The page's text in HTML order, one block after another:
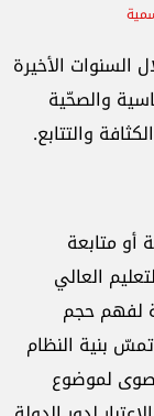
السنوات الأخيرة
والصحّية
والتتابع.
أو متابعة
العالي
لفهم حجم
بنية النظام
قصوى لموضوع